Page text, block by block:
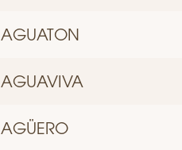
AGUATON
AGUAVIVA
AGÜERO